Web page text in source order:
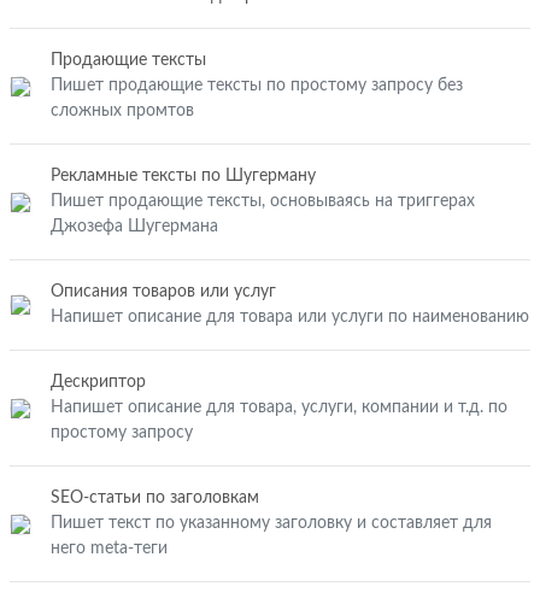
Продающие тексты
Пишет продающие тексты по простому запросу без
сложных промтов
Рекламные тексты по Шугерману
Пишет продающие тексты, основываясь на триггерах
Джозефа Шугермана
Описания товаров или услуг
Напишет описание для товара или услуги по наименованию
Дескриптор
Напишет описание для товара, услуги, компании и т.д. по
простому запросу
SEO-статьи по заголовкам
Пишет текст по указанному заголовку и составляет для
него meta-теги